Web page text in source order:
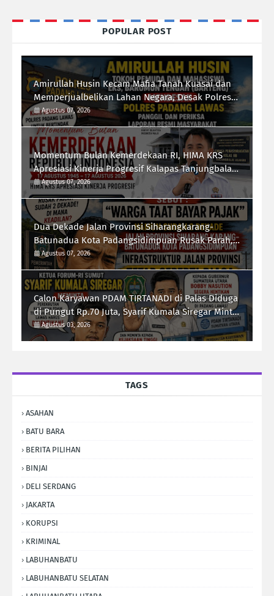
POPULAR POST
Amirullah Husin Kecam Mafia Tanah Kuasai dan
Memperjualbelikan Lahan Negara, Desak Polres
Padang Lawas Tindak Tegas Mafia Tanah
Agustus 07, 2026
Momentum Bulan Kemerdekaan RI, HIMA KRS
Apresiasi Kinerja Progresif Kalapas Tanjungbalai,
Refin Tua Simanullang
Agustus 07, 2026
Dua Dekade Jalan Provinsi Siharangkarang-
Batunadua Kota Padangsidimpuan Rusak Parah,
Rahmad Taufik Dalimunthe Desak Gubernur
Sumut "Turun Tangan"
Agustus 07, 2026
Calon Karyawan PDAM TIRTANADI di Palas Diduga
di Pungut Rp.70 Juta, Syarif Kumala Siregar Minta
Kejati Sumut Usut Tuntas
Agustus 03, 2026
TAGS
ASAHAN
BATU BARA
BERITA PILIHAN
BINJAI
DELI SERDANG
JAKARTA
KORUPSI
KRIMINAL
LABUHANBATU
LABUHANBATU SELATAN